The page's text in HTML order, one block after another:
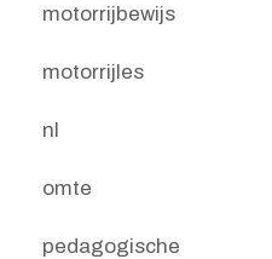
motorrijbewijs
motorrijles
nl
omte
pedagogische